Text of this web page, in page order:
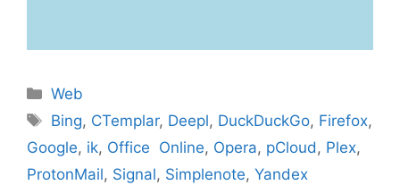
Catégories
Web
Étiquettes
Bing, CTemplar, Deepl, DuckDuckGo, Firefox,
Google, ik, Office Online, Opera, pCloud, Plex,
ProtonMail, Signal, Simplenote, Yandex